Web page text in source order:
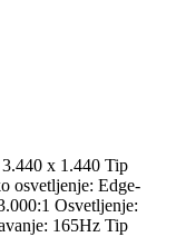
x 1.440 Tip
osvetljenje: Edge-
Osvetljenje:
165Hz Tip